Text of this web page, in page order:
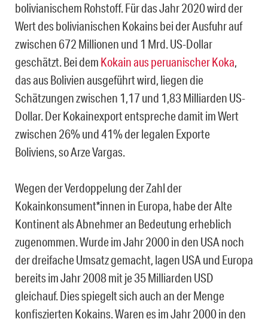
bolivianischem Rohstoff. Für das Jahr 2020 wird der
Wert des bolivianischen Kokains bei der Ausfuhr auf
zwischen 672 Millionen und 1 Mrd. US-Dollar
geschätzt. Bei dem Kokain aus peruanischer Koka,
das aus Bolivien ausgeführt wird, liegen die
Schätzungen zwischen 1,17 und 1,83 Milliarden US-
Dollar. Der Kokainexport entspreche damit im Wert
zwischen 26% und 41% der legalen Exporte
Boliviens, so Arze Vargas.
Wegen der Verdoppelung der Zahl der
Kokainkonsument*innen in Europa, habe der Alte
Kontinent als Abnehmer an Bedeutung erheblich
zugenommen. Wurde im Jahr 2000 in den USA noch
der dreifache Umsatz gemacht, lagen USA und Europa
bereits im Jahr 2008 mit je 35 Milliarden USD
gleichauf. Dies spiegelt sich auch an der Menge
konfiszierten Kokains. Waren es im Jahr 2000 in den